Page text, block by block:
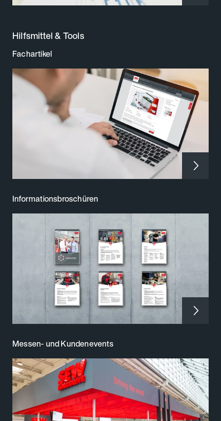
Hilfsmittel & Tools
Fachartikel
Informationsbroschüren
Messen- und Kundenevents